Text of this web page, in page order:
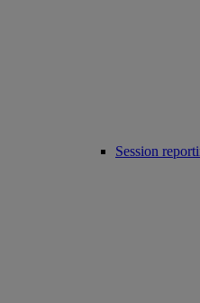
Session